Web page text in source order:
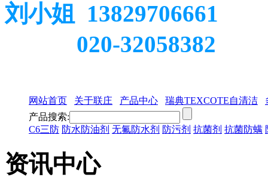
刘小姐 13829706661
020-32058382
网站首页 关于联庄 产品中心 瑞典TEXCOTE自清洁
产品搜索:
C6三防 防水防油剂 无氟防水剂 防污剂 抗菌剂 抗菌防螨
资讯中心